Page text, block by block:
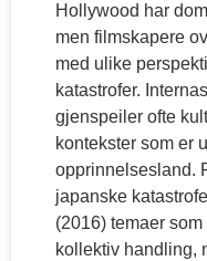
Hollywood har
men filmskapere
med ulike
katastrofer.
gjenspeiler ofte
kontekster som er
opprinnelsesland.
japanske
(2016) temaer
kollektiv handling,